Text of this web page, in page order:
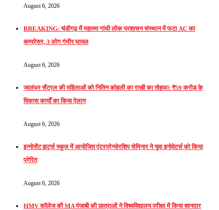
August 6, 2026
BREAKING: चंडीगढ़ में महात्मा गांधी लोक प्रशासन संस्थान में फटा AC का
कम्प्रेसर, 3 लोग गंभीर घायल
August 6, 2026
जालंधर सेंट्रल की महिलाओं को नितिन कोहली का राखी का तोहफा: ₹59 करोड़ के
विकास कार्यों का किया ऐलान
August 6, 2026
इन्नोसेंट हार्ट्स स्कूल में आयोजित एंटरप्रेन्योरशिप सेमिनार ने युवा इनोवेटर्स को किया
प्रेरित
August 6, 2026
HMV कॉलेज की MA पंजाबी की छात्राओं ने विश्वविद्यालय परीक्षा में किया शानदार